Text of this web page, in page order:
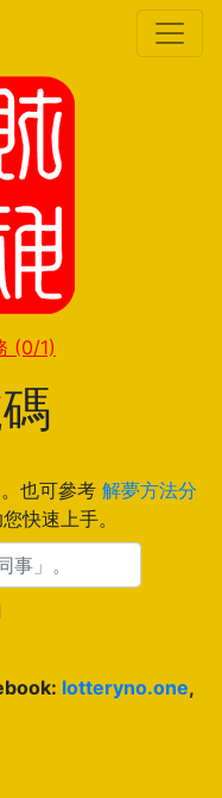
(0/1)
也可參考 解夢方法分
快速上手。
lotteryno.one,